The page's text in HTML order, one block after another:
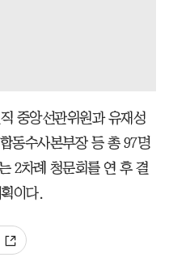
중앙선관위원과 유재성
동수사본부장 등 총 97명
2차례 청문회를 연 후 결
이다.